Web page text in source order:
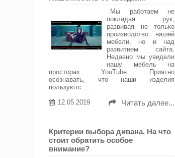
Мы работаем не
покладая рук,
развивая не только
производство нашей
мебели, но и над
развитием сайта.
Недавно мы увидели
нашу мебель на
просторах YouTube. Приятно
осознавать, что наши изделия
пользуютс ...
12.05.2019
Читать далее...
Критерии выбора дивана. На что
стоит обратить особое
внимание?